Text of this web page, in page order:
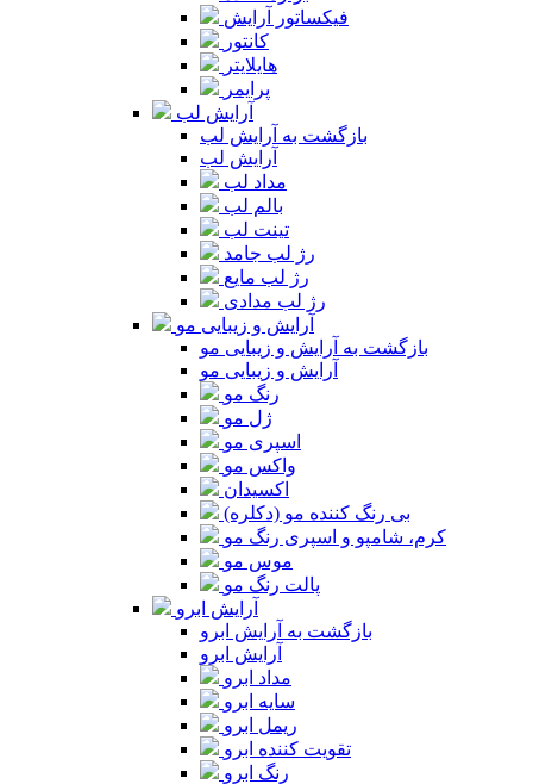
فیکساتور آرایش
کانتور
هایلایتر
پرایمر
آرایش لب
بازگشت به آرایش لب
آرایش لب
مداد لب
بالم لب
تینت لب
رژ لب جامد
رژ لب مایع
رژ لب مدادی
آرایش و زیبایی مو
بازگشت به آرایش و زیبایی مو
آرایش و زیبایی مو
رنگ مو
ژل مو
اسپری مو
واکس مو
اکسیدان
بی رنگ کننده مو (دکلره)
کرم، شامپو و اسپری رنگ مو
موس مو
پالت رنگ مو
آرایش ابرو
بازگشت به آرایش ابرو
آرایش ابرو
مداد ابرو
سایه ابرو
ریمل ابرو
تقویت کننده ابرو
رنگ ابرو